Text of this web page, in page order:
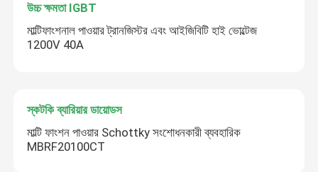
উচ্চ ক্ষমতা IGBT
মাল্টিফাংশনাল পাওয়ার ট্রানজিস্টর এবং আইজিবিটি হাই ভোল্টেজ
1200V 40A
স্কটকি ব্যারিয়ার ডায়োডস
মাল্টি ফাংশন পাওয়ার Schottky সংশোধনকারী ব্যবহারিক
MBRF20100CT